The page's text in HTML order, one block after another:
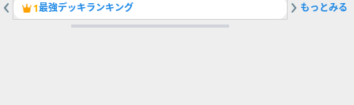
1最強デッキランキング 2アビス
もっとみる